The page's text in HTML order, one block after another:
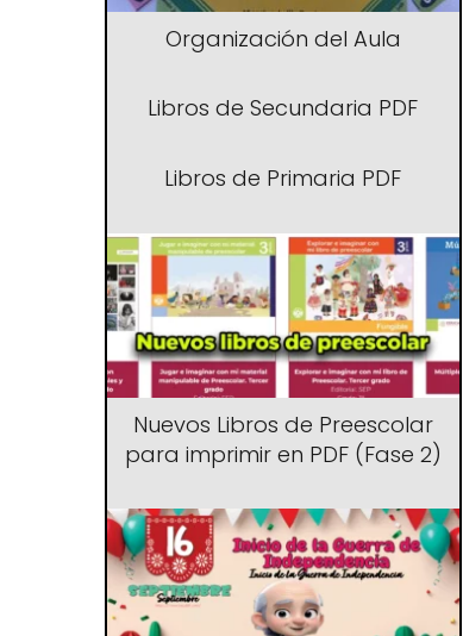
Organización del Aula
Libros de Secundaria PDF
Libros de Primaria PDF
Nuevos Libros de Preescolar
para imprimir en PDF (Fase 2)